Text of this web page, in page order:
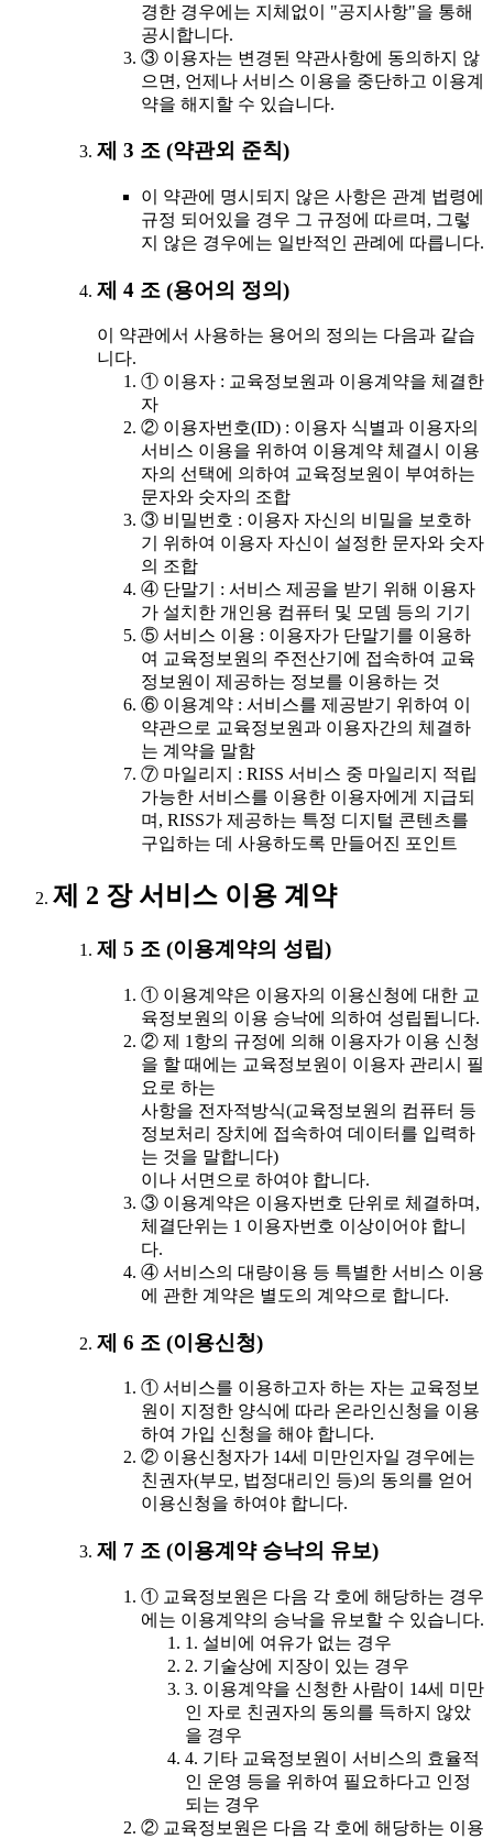
경한 경우에는 지체없이 "공지사항"을 통해
공시합니다.
③ 이용자는 변경된 약관사항에 동의하지 않
으면, 언제나 서비스 이용을 중단하고 이용계
약을 해지할 수 있습니다.
제 3 조 (약관외 준칙)
이 약관에 명시되지 않은 사항은 관계 법령에
규정 되어있을 경우 그 규정에 따르며, 그렇
지 않은 경우에는 일반적인 관례에 따릅니다.
제 4 조 (용어의 정의)
이 약관에서 사용하는 용어의 정의는 다음과 같습
니다.
① 이용자 : 교육정보원과 이용계약을 체결한
자
② 이용자번호(ID) : 이용자 식별과 이용자의
서비스 이용을 위하여 이용계약 체결시 이용
자의 선택에 의하여 교육정보원이 부여하는
문자와 숫자의 조합
③ 비밀번호 : 이용자 자신의 비밀을 보호하
기 위하여 이용자 자신이 설정한 문자와 숫자
의 조합
④ 단말기 : 서비스 제공을 받기 위해 이용자
가 설치한 개인용 컴퓨터 및 모뎀 등의 기기
⑤ 서비스 이용 : 이용자가 단말기를 이용하
여 교육정보원의 주전산기에 접속하여 교육
정보원이 제공하는 정보를 이용하는 것
⑥ 이용계약 : 서비스를 제공받기 위하여 이
약관으로 교육정보원과 이용자간의 체결하
는 계약을 말함
⑦ 마일리지 : RISS 서비스 중 마일리지 적립
가능한 서비스를 이용한 이용자에게 지급되
며, RISS가 제공하는 특정 디지털 콘텐츠를
구입하는 데 사용하도록 만들어진 포인트
제 2 장 서비스 이용 계약
제 5 조 (이용계약의 성립)
① 이용계약은 이용자의 이용신청에 대한 교
육정보원의 이용 승낙에 의하여 성립됩니다.
② 제 1항의 규정에 의해 이용자가 이용 신청
을 할 때에는 교육정보원이 이용자 관리시 필
요로 하는
사항을 전자적방식(교육정보원의 컴퓨터 등
정보처리 장치에 접속하여 데이터를 입력하
는 것을 말합니다)
이나 서면으로 하여야 합니다.
③ 이용계약은 이용자번호 단위로 체결하며,
체결단위는 1 이용자번호 이상이어야 합니
다.
④ 서비스의 대량이용 등 특별한 서비스 이용
에 관한 계약은 별도의 계약으로 합니다.
제 6 조 (이용신청)
① 서비스를 이용하고자 하는 자는 교육정보
원이 지정한 양식에 따라 온라인신청을 이용
하여 가입 신청을 해야 합니다.
② 이용신청자가 14세 미만인자일 경우에는
친권자(부모, 법정대리인 등)의 동의를 얻어
이용신청을 하여야 합니다.
제 7 조 (이용계약 승낙의 유보)
① 교육정보원은 다음 각 호에 해당하는 경우
에는 이용계약의 승낙을 유보할 수 있습니다.
1. 설비에 여유가 없는 경우
2. 기술상에 지장이 있는 경우
3. 이용계약을 신청한 사람이 14세 미만
인 자로 친권자의 동의를 득하지 않았
을 경우
4. 기타 교육정보원이 서비스의 효율적
인 운영 등을 위하여 필요하다고 인정
되는 경우
② 교육정보원은 다음 각 호에 해당하는 이용